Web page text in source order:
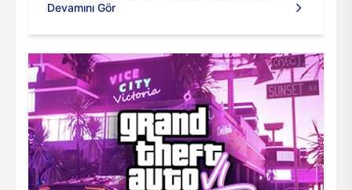
isterseniz, GTA Vice...
Devamını Gör